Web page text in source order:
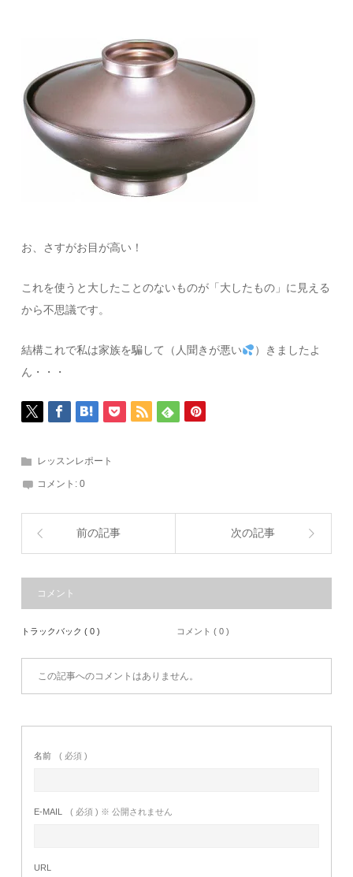
お、さすがお目が高い！
これを使うと大したことのないものが「大したもの」に見える
から不思議です。
結構これで私は家族を騙して（人聞きが悪い
）きましたよ
ん・・・
レッスンレポート
コメント:0
前の記事 次の記事
コメント
トラックバック ( 0 ) コメント ( 0 )
この記事へのコメントはありません。
名前 ( 必須 )
E-MAIL ( 必須 ) ※ 公開されません
URL